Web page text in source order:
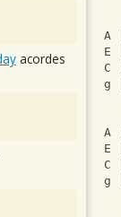
A
E
g
A
E
g
acordes